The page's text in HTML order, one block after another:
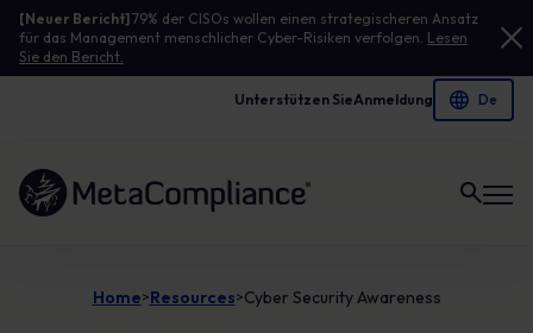
[Neuer Bericht]79% der CISOs wollen einen strategischeren Ansatz
für das Management menschlicher Cyber-Risiken verfolgen. Lesen
Sie den Bericht.
Unterstützen SieAnmeldung
Link zur Homepage
Home>Resources>Cyber Security Awareness